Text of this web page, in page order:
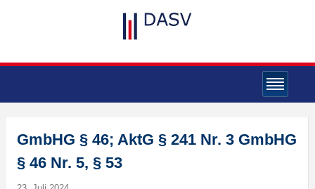
GmbHG § 46; AktG § 241 Nr. 3 GmbHG
§ 46 Nr. 5, § 53